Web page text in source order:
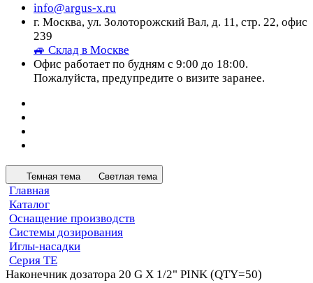
info@argus-x.ru
г. Москва, ул. Золоторожский Вал, д. 11, стр. 22, офис
239
🚙 Склад в Москве
Офис работает по будням с 9:00 до 18:00.
Пожалуйста, предупредите о визите заранее.
Темная тема Светлая тема
Главная
Каталог
Оснащение производств
Системы дозирования
Иглы-насадки
Серия TE
Наконечник дозатора 20 G X 1/2" PINK (QTY=50)